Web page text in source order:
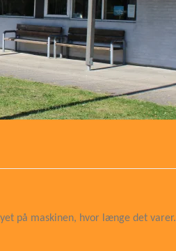
på maskinen, hvor længe det varer.